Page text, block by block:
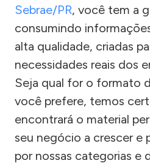
Sebrae/PR, você tem a
consumindo
alta qualidade, criadas
necessidades reais dos
Seja qual for o formato
você prefere, temos
encontrará o material
seu negócio a crescer e
por nossas categorias e